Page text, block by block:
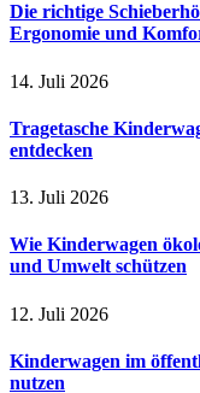
Die richtige
Ergonomie und
14. Juli 2026
Tragetasche
entdecken
13. Juli 2026
Wie Kinderwagen
und Umwelt schützen
12. Juli 2026
Kinderwagen im
nutzen